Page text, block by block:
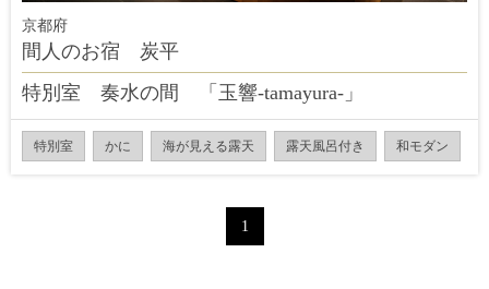
京都府
間人のお宿 炭平
特別室 奏水の間 「玉響-tamayura-」
特別室 かに 海が見える露天 露天風呂付き 和モダン
1